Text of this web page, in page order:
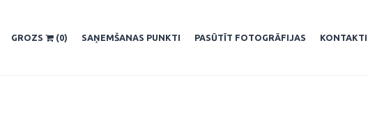
GROZS (0) SAŅEMŠANAS PUNKTI PASŪTĪT FOTOGRĀFIJAS KONTAKTI